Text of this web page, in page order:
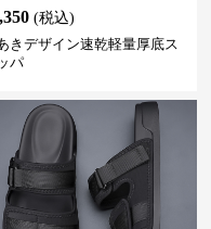
(税込)
きデザイン速乾軽量厚底ス
パ